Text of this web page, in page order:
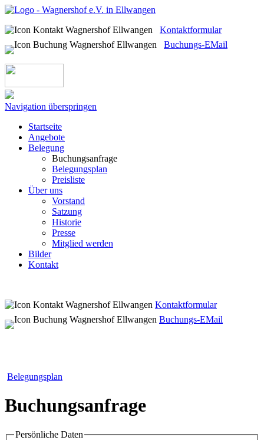
Kontaktformular
Buchungs-EMail
Navigation überspringen
Startseite
Angebote
Belegung
Buchungsanfrage
Belegungsplan
Preisliste
Über uns
Vorstand
Satzung
Historie
Presse
Mitglied werden
Bilder
Kontakt
Kontaktformular
Buchungs-EMail
Belegungsplan
Buchungsanfrage
Persönliche Daten